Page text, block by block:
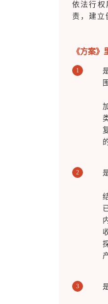
依法行权
责，建立
《方案
1
2
3